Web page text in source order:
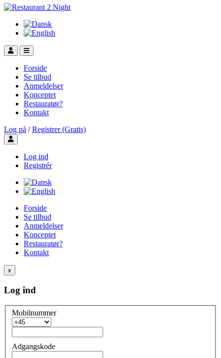
Forside
Se tilbud
Anmeldelser
Konceptet
Restauratør?
Kontakt
Log på / Registrer (Gratis)
Toggle user menu
Log ind
Registrér
Forside
Se tilbud
Anmeldelser
Konceptet
Restauratør?
Kontakt
x
Log ind
Mobilnummer
Adgangskode